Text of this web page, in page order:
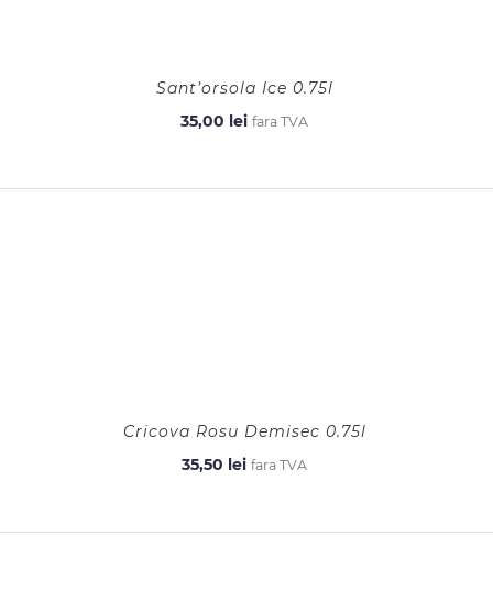
Sant’orsola Ice 0.75l
35,00 lei fara TVA
Cricova Rosu Demisec 0.75l
35,50 lei fara TVA